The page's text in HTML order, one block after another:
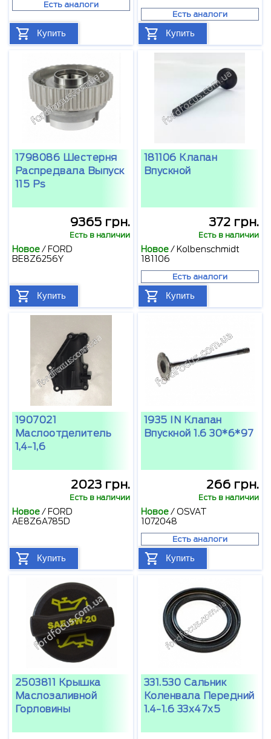
Есть аналоги
Купить
Есть аналоги
Купить
1798086 Шестерня
Распредвала Выпуск
115 Ps
9365 грн.
Есть в наличии
Новое/ FORD
BE8Z6256Y
Купить
181106 Клапан
Впускной
372 грн.
Есть в наличии
Новое/ Kolbenschmidt
181106
Есть аналоги
Купить
1907021
Маслоотделитель
1,4-1,6
2023 грн.
Есть в наличии
Новое/ FORD
AE8Z6A785D
Купить
1935 IN Клапан
Впускной 1.6 30*6*97
266 грн.
Есть в наличии
Новое/OSVAT
1072048
Есть аналоги
Купить
2503811 Крышка
Маслозаливной
Горловины
331.530 Сальник
Коленвала Передний
1.4-1.6 33х47х5